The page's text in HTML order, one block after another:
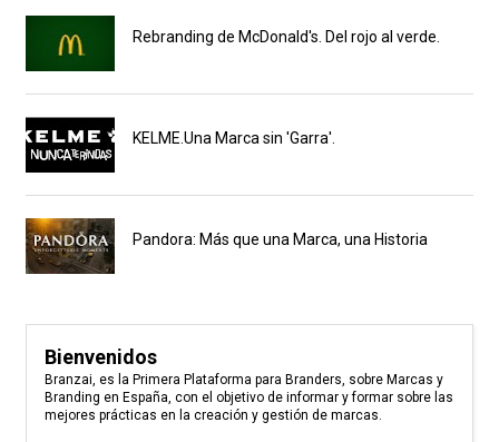
Rebranding de McDonald's. Del rojo al verde.
KELME.Una Marca sin 'Garra'.
Pandora: Más que una Marca, una Historia
Bienvenidos
Branzai, es la Primera Plataforma para Branders, sobre Marcas y
Branding en España, con el objetivo de informar y formar sobre las
mejores prácticas en la creación y gestión de marcas.